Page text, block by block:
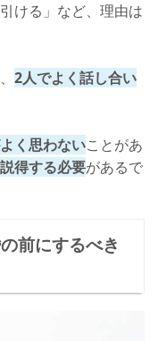
ける」など、理由は
2人でよく話し合い
く思わないことがあ
得する必要があるで
前にするべき